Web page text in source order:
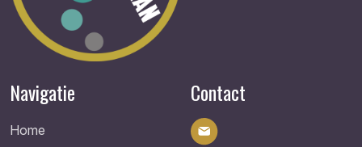
Navigatie
Home
Contact